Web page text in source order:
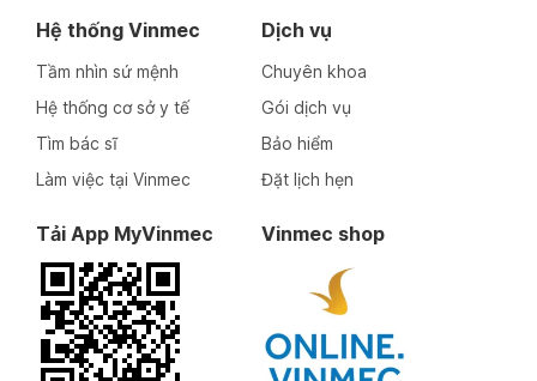
Hệ thống Vinmec
Tầm nhìn sứ mệnh
Hệ thống cơ sở y tế
Tìm bác sĩ
Làm việc tại Vinmec
Dịch vụ
Chuyên khoa
Gói dịch vụ
Bảo hiểm
Đặt lịch hẹn
Tải App MyVinmec Vinmec shop